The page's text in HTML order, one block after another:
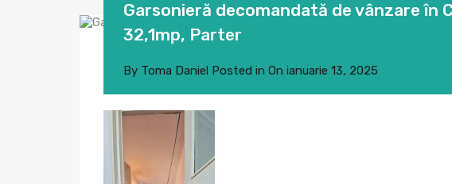
Garsonieră decomandată de vânzare în
32,1mp, Parter
By Toma Daniel Posted in On ianuarie 13, 2025